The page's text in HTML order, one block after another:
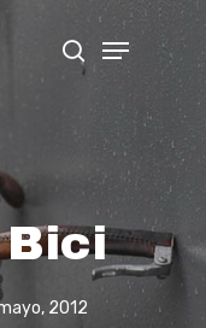
Bici
2012